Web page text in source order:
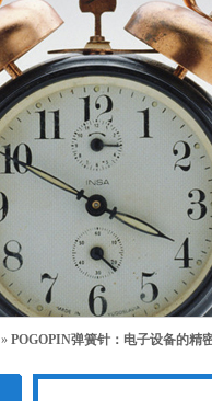
» POGOPIN弹簧针：电子设备的精